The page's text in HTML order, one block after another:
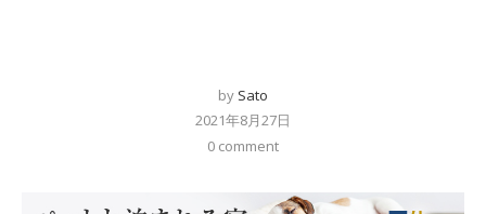
by Sato
2021年8月27日
0 comment